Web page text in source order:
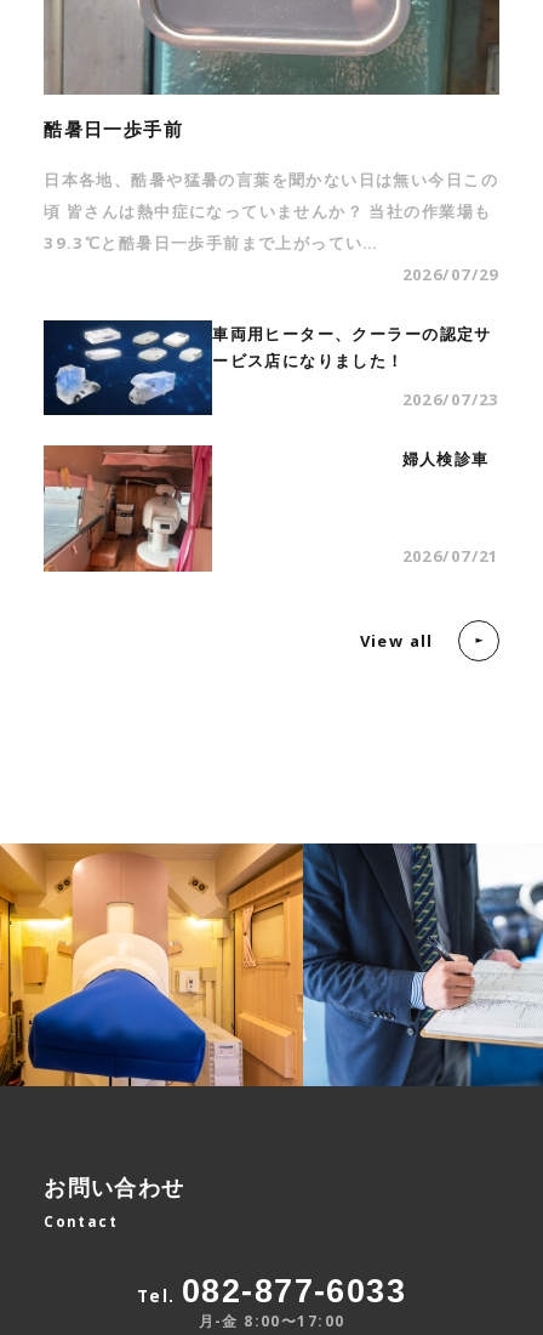
酷暑日一歩手前
日本各地、酷暑や猛暑の言葉を聞かない日は無い今日この
頃 皆さんは熱中症になっていませんか？ 当社の作業場も
39.3℃と酷暑日一歩手前まで上がってい…
2026/07/29
車両用ヒーター、クーラーの認定サ
ービス店になりました！
2026/07/23
婦人検診車
2026/07/21
View all
お問い合わせ
Contact
Tel. 082-877-6033
月-金 8:00〜17:00